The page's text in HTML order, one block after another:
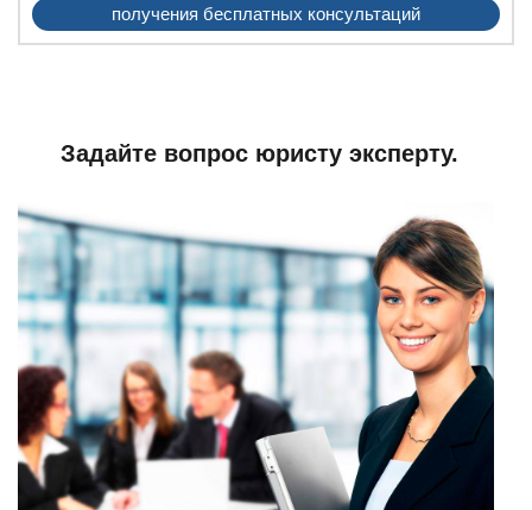
получения бесплатных консультаций
Задайте вопрос юристу эксперту.